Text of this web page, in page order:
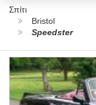
Σπίτι
Bristol
Speedster